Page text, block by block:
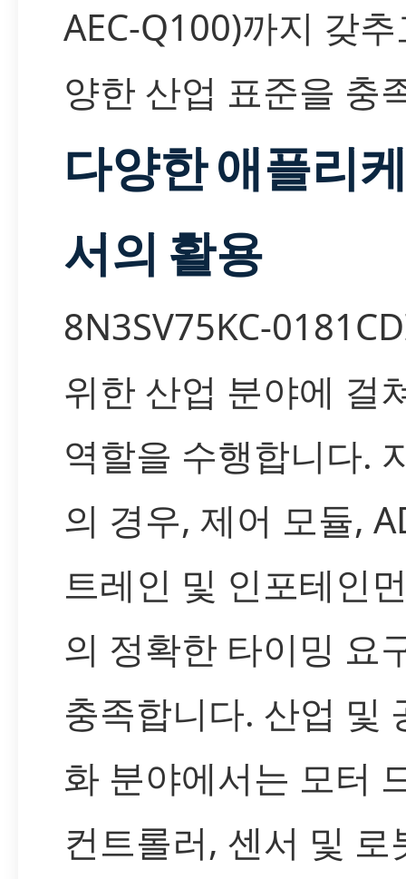
AEC-Q100)까지 갖
양한 산업 표준을 충
다양한 애플리
서의 활용
8N3SV75KC-
위한 산업 분야에 걸
역할을 수행합니다.
의 경우, 제어 모듈,
트레인 및 인포테인
의 정확한 타이밍 요
충족합니다. 산업 및
화 분야에서는 모터
컨트롤러, 센서 및 로